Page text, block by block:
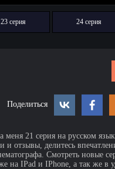
23 серия 24 серия
Поделиться
меня 21 серия на русском
и отзывы, делитесь
Смотреть новые
на IPad и IPhone, а так же в